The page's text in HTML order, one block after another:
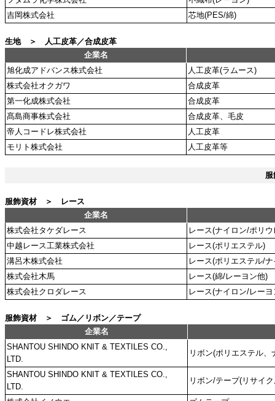
吉岡株式会社
芯地(PES/綿)
生地 ＞ 人工皮革／合成皮革
企業名
旭化成アドバンス株式会社
人工皮革(ラムース)
株式会社オクガワ
合成皮革
第一化成株式会社
合成皮革
髙島商事株式会社
合成皮革、毛皮
帝人コードレ株式会社
人工皮革
モリト株式会社
人工皮革等
服飾資材 ＞ レース
企業名
株式会社タケダレース
レース(ナイロン/ポリ
中越レース工業株式会社
レース(ポリエステル)
溝呂木株式会社
レース(ポリエステル/
株式会社木馬
レース(綿/レーヨン他)
株式会社クロダレース
レース(ナイロン/レーヨ
服飾資材 ＞ ゴム／リボン／テープ
企業名
SHANTOU SHINDO KNIT & TEXTILES CO.,
LTD.
リボン(ポリエステル、
SHANTOU SHINDO KNIT & TEXTILES CO.,
LTD.
リボン/テープ(リサイ